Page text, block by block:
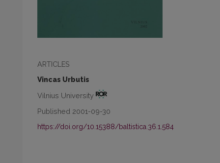
ARTICLES
Vincas Urbutis
Vilnius University
Published 2001-09-30
https://doi.org/10.15388/baltistica.36.1.584